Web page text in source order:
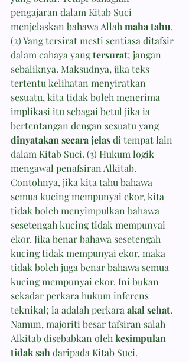
pengajaran dalam Kitab Suci
menjelaskan bahawa Allah maha tahu.
(2) Yang tersirat mesti sentiasa ditafsir
dalam cahaya yang tersurat; jangan
sebaliknya. Maksudnya, jika teks
tertentu kelihatan menyiratkan
sesuatu, kita tidak boleh menerima
implikasi itu sebagai betul jika ia
bertentangan dengan sesuatu yang
dinyatakan secara jelas di tempat lain
dalam Kitab Suci. (3) Hukum logik
mengawal penafsiran Alkitab.
Contohnya, jika kita tahu bahawa
semua kucing mempunyai ekor, kita
tidak boleh menyimpulkan bahawa
sesetengah kucing tidak mempunyai
ekor. Jika benar bahawa sesetengah
kucing tidak mempunyai ekor, maka
tidak boleh juga benar bahawa semua
kucing mempunyai ekor. Ini bukan
sekadar perkara hukum inferens
teknikal; ia adalah perkara akal sehat.
Namun, majoriti besar tafsiran salah
Alkitab disebabkan oleh kesimpulan
tidak sah daripada Kitab Suci.